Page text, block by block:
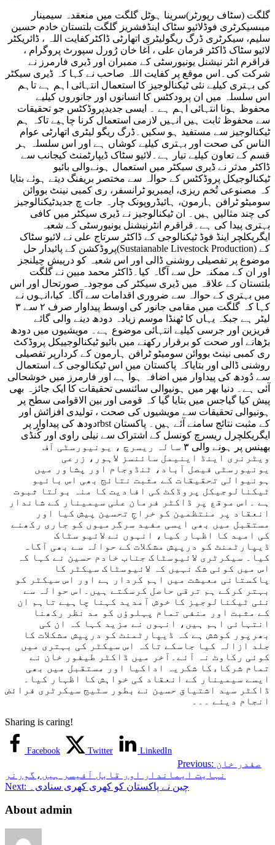
گلگت (سٹاف رپورٹر)سرینا ہوٹل گلگت میں منعقدہ سیمینار
میںسیکرٹری فوڈلائیو سٹاک اینڈفشریز گلگت بلتستان خادم حسین
سلیم، سیکرٹری ڈرگ ریگولیٹری اتھارٹی ڈاکٹرکفایت اللہ ، ڈائریکٹر
لائیو سٹاک ڈاکٹر فرمان علی ، آغا خان رُورل سپورٹ پروگرام ،
قراقرم انٹر نیشنل یونیورسٹی کے ممبران اور ڈیری فارمرز نے
شرکت کی۔اس موقع پر کفایت اللہ صاحب نے کہا کہ ڈیری سیکٹر
کی بہتری کیلیے نئی ٹیکنالوجیز کا استعمال انتہائی اہم ہے تاہم
اس سلسلہ میں ان پرودکٹس کا انسانوں اور جانوروں کیلیے
محفوظ ہونا انتہائی اہم ہے ۔ ایسی جدیدپروڈکٹس جو تحقیقات
سے محفوظ ثابت ہیں انہیں لازمی استعمال کرنا چاہیے تاکہ ہم
ٹیکنالوجیز سے مستفید ہو سکیں۔ڈرگ ریگو لیٹری اتھارٹی عوام
الناس کی صحت اور بہتری کیلیے کوشاں ہے اور اس سلسلہ ہر
قسم کے تعاون کیلیے تیار ہے۔لائیو سٹاک ڈیپارٹمنٹ کیجانب سے
ڈاکٹر مدثر نے ڈیری سیکٹر میں استعمال ہونےوالی بائیو
ٹیکنالوجیکل پروڈکٹس کے حوالہ سے مختصر بریفنگ دیتے ہوئے بتایا
کہ مصنوعی تُخم ریزی، ایمبریو ٹرانسفر، ری کمبی نینٹ بووائن
سومیٹو ٹرافن ہارمون، ہائیڈروپونک چارہ جات چ جدیدٹیکنالوجیز
کی چند مثالیں ہیں۔ ان ٹیکنالوجیز نے ڈیری سیکٹر میں کافی
بہتری پیدا کی ہے۔قراقرم انٹرنیشنل یونیورسٹی کے شعبہ
ایگریکلچر اینڈ فوڈ ٹیکنالوجی کے ڈاکٹر سرتاج علی نے لائیو سٹاک
پروڈکشن کے پائیدار حل(Sustaianable Livestock Production) کے
موضوع پر تفصیلی روشنی ڈالی اور اس شعبہ کو درپیش چیلنجز
اور ان کے ممکنہ حل سے آگاہ کیا۔ڈاکٹر محمد مبین نے گلگت
بلتستان کے علاقہ میں ڈیری سیکٹر کی موجودہ صورتحال اور اس
میں بہتری کے حوالہ سے ضروری اقدامات سے آگاہ کیا،انہوں نے
کہا کہ گلگت میں مقامی جانور کی اوسط پیداوار صرف ۲ سے ۳
لیٹر ہے جبکہ یہاں کا ٹھنڈا موسم زیادہ دودھ دینے والی گائے
فریزین اور جرسی کیلیے انتہائی موضوع ہے۔ مویشیوں میں دودھ
بڑھانے اور صحت کو برقرار رکھنے میں بائیو ٹیکنالوجییکل پروڈکٹ
ری کمبی نینٹ بووائن سومیٹو ٹرافن ہارمون کے کردارپر تفصیلی
روشنی ڈالی اور بتایاکہ پاکستان میں اس ٹیکنالوجی کے استعمال
سے دُودھ کی پیداوار میں اضافہ ہوا ہے اور فارمرز میں خوشحالی
آئی ہے۔ دنیا بھر میں ہونیوالی سائنسی تحقیقات کا ایک جائزہ بھی
پیش کیا گیاجس میں بتایا گیا کہ قومی اور بین الاقوامی سطح پر
ہونیوالی تحقیقات سے مویشیوں کی صحت ، تولیدی افزائش اور
دودھ کی پیداوار پرrbst کے مثبت نتائج سامنے آئے ہیں۔ پاکستان
ایگریکلچرل ریسرچ کونسل کے اشتراک سے نیلی راوی اور کُنڈی
بھینس پر ہونے والی ۳ سالہ ریسرچ ، یونیورسٹی آف
ویٹرنری اینڈ اینیمل سائنسز لاہور، زرعی
یونیورسٹی فیصل آباد، ٹنڈوجام اور پشاور میں
ہونیوالی تحقیقات کے مثبت نتائج بھی اس بائیو
ٹیکنالوجیکل پروڈکٹ کی افادیت کا منہ بولتا ثبوت
ہے ۔اس موقع پر ڈاکٹر فرمان علی سیمینار کے شاندار
انعقاد پر منتظمین کو خراجِ تحسین پیش کیا اور
مستقبل میں بھی ایسی مفید سرگرمیوں کو جاری رکھنے
کی امید کا اظہار کیا، انہوں نے لائیو سٹاک
ڈیپارٹمنٹ کو درپیش مشکلات کے حوالہ سے بھی آگاہ
کیا۔ سیکرٹری لائیوسٹاک جناب خادم حسین نے کہا کہ
اس میں کوئی شک نہیں کہ لائیوسٹاک سیکٹر کا
پاکستانی معیشت میں اہم کردار ہے اور اس سیکٹر کو
بہتر کرکے ہم ترقی حاصل کرسکتے ہیں۔اس حوالہ سے
نئی ٹیکنالوجیز کا خوش آمدید کہنا چاہیے تاہم ان
کے مثبت اور منفی تمام پہلوﺅں کو مد نظر رکھنا
انتہائی اہم ہیں، انہوں نے مزید کہا کہ ان کی
بھرپور کوشش ہے کہ ڈیپارٹمنٹ کو درپیش مشکلات کا
جلد ازالہ کیا جاسکے تاکہ اس سیکٹر کی بہتری میں
کوئی رکاوٹ نہ آئے۔آخر میں ڈاکٹر طیفور خان نے
تمام شرکاءکا شکریہ اداکیا اور مستقبل میں بھی
ایسے سیمینار کے انعقاد کی خواہش کا اظہار کیا۔
ڈاکٹر سید اشتیاق حسین نے بطور سٹیج سیکرٹری فرائض
انجام دیئے ۔۔۔
Sharing is caring!
Facebook Twitter LinkedIn
Previous:
نہایت ایماندار اور قابل آفیسر ہیں،گورنر
Next:
چین نے پاکستان کو کھری کھری سنادی۔
About admin